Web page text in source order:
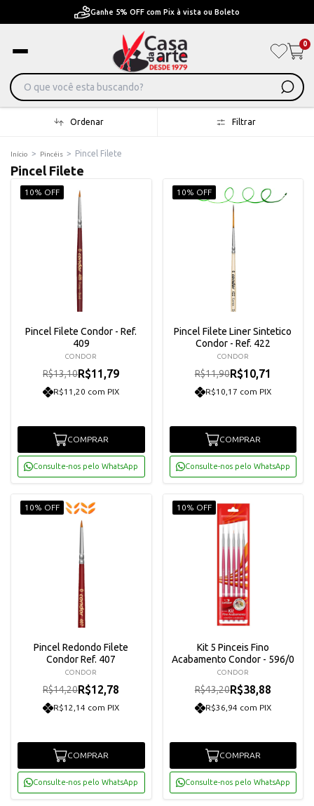
Pague em Até 6x sem juros ou ate 12x com juros
0
Ordenar Filtrar
Início > Pincéis > Pincel Filete
Pincel Filete
10% OFF
Pincel Filete Condor - Ref.
409
CONDOR
R$13,10R$11,79
R$11,20 com PIX
COMPRAR
Consulte-nos pelo WhatsApp
10% OFF
Pincel Filete Liner Sintetico
Condor - Ref. 422
CONDOR
R$11,90R$10,71
R$10,17 com PIX
COMPRAR
Consulte-nos pelo WhatsApp
10% OFF
Pincel Redondo Filete
Condor Ref. 407
CONDOR
R$14,20R$12,78
R$12,14 com PIX
COMPRAR
Consulte-nos pelo WhatsApp
10% OFF
Kit 5 Pinceis Fino
Acabamento Condor - 596/0
CONDOR
R$43,20R$38,88
R$36,94 com PIX
COMPRAR
Consulte-nos pelo WhatsApp